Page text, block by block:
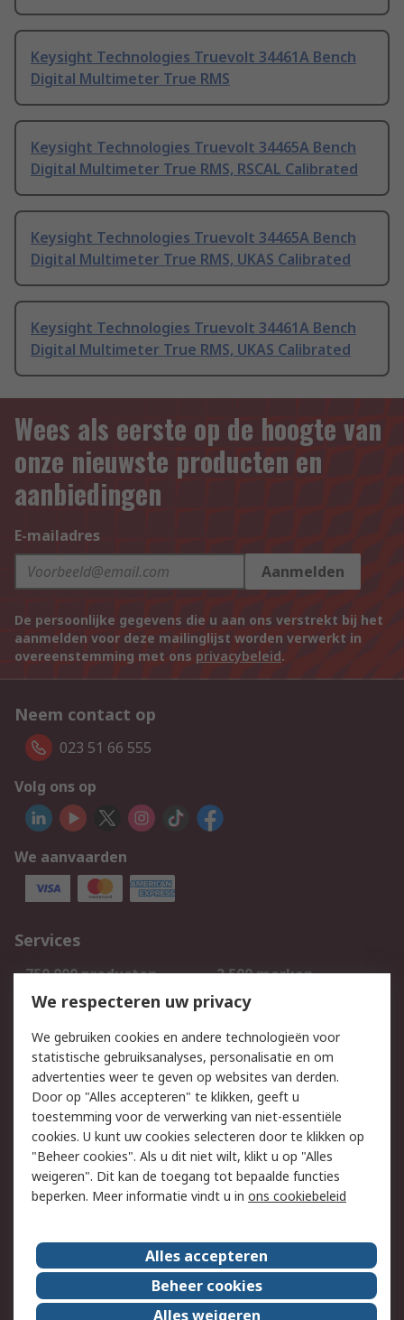
Keysight Technologies Truevolt 34461A Bench
Digital Multimeter True RMS
Keysight Technologies Truevolt 34465A Bench
Digital Multimeter True RMS, RSCAL Calibrated
Keysight Technologies Truevolt 34465A Bench
Digital Multimeter True RMS, UKAS Calibrated
Keysight Technologies Truevolt 34461A Bench
Digital Multimeter True RMS, UKAS Calibrated
Wees als eerste op de hoogte van
onze nieuwste producten en
aanbiedingen
E-mailadres
Aanmelden
De persoonlijke gegevens die u aan ons verstrekt bij het
aanmelden voor deze mailinglijst worden verwerkt in
overeenstemming met ons privacybeleid.
Neem contact op
023 51 66 555
Volg ons op
We aanvaarden
Services
750.000 producten
2.500 merken
Bestellen
Inkoopoplossingen
Track & Trace
Wettelijk
Cookiebeleid
Email veiligheid
Privacybeleid
Websitevoorwaarden
Algemene
verkoopvoorwaarden
Over RS
RS Group
Over ons
RS wereldwijd
Werken bij RS
We respecteren uw privacy
We gebruiken cookies en andere technologieën voor
statistische gebruiksanalyses, personalisatie en om
advertenties weer te geven op websites van derden.
Door op "Alles accepteren" te klikken, geeft u
toestemming voor de verwerking van niet-essentiële
cookies. U kunt uw cookies selecteren door te klikken op
"Beheer cookies". Als u dit niet wilt, klikt u op "Alles
weigeren". Dit kan de toegang tot bepaalde functies
beperken. Meer informatie vindt u in ons cookiebeleid
Alles accepteren
Beheer cookies
Alles weigeren